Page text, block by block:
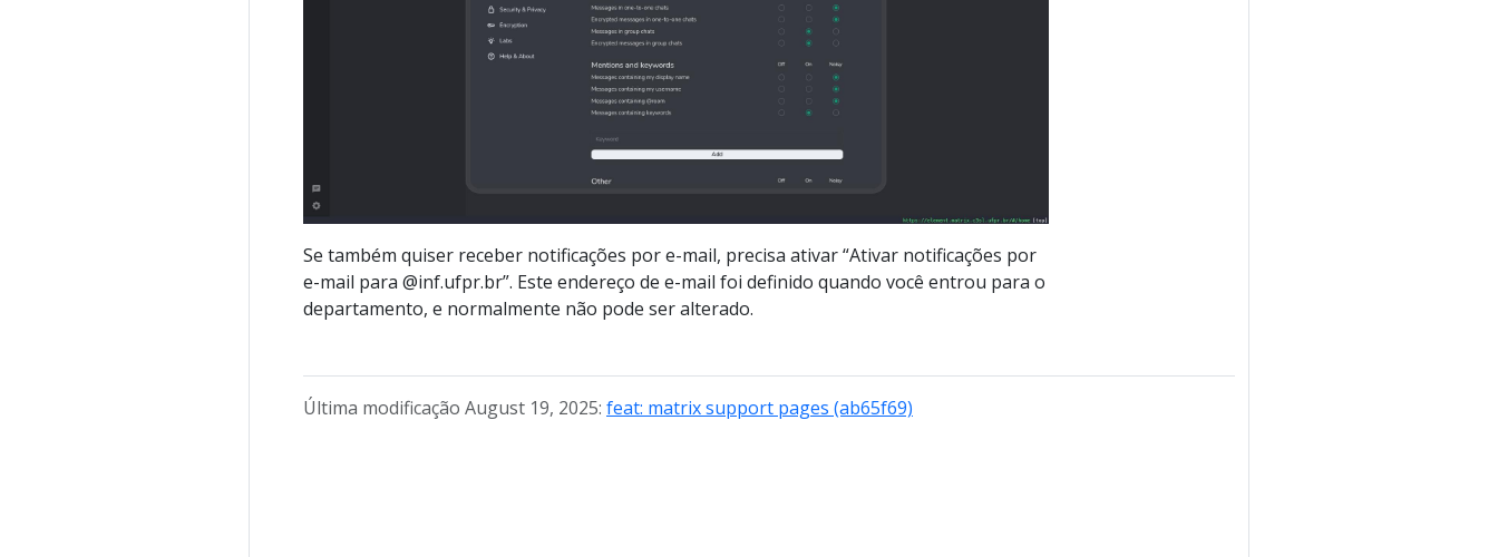
Se também quiser receber notificações por e-mail, precisa ativar “Ativar notificações por
e-mail para @inf.ufpr.br”. Este endereço de e-mail foi definido quando você entrou para o
departamento, e normalmente não pode ser alterado.
Última modificação August 19, 2025: feat: matrix support pages (ab65f69)